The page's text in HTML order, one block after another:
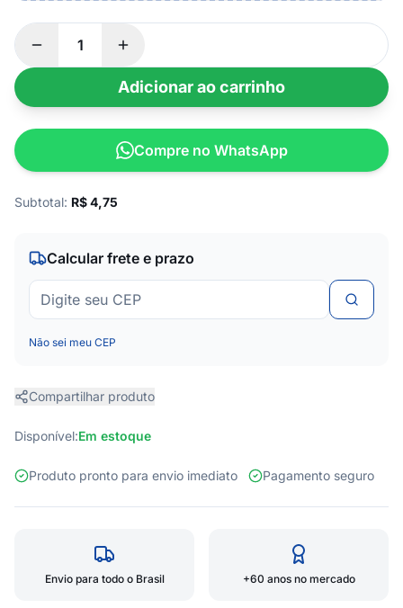
Adicionar ao carrinho
Compre no WhatsApp
Subtotal: R$4,75
Calcular frete e prazo
Não sei meu CEP
Compartilhar produto
Disponível:Em estoque
Produto pronto para envio imediato Pagamento seguro
Envio para todo o Brasil +60 anos no mercado